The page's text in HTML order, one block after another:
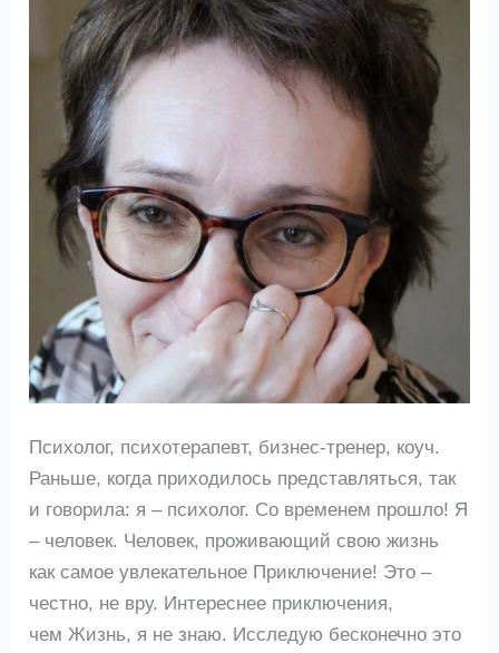
Психолог, психотерапевт, бизнес-тренер, коуч.
Раньше, когда приходилось представляться, так
и говорила: я – психолог. Со временем прошло! Я
– человек. Человек, проживающий свою жизнь
как самое увлекательное Приключение! Это –
честно, не вру. Интереснее приключения,
чем Жизнь, я не знаю. Исследую бесконечно это